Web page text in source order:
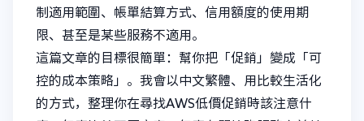
制適用範圍、帳單結算方式、信用額度的使用期
限、甚至是某些服務不適用。
這篇文章的目標很簡單：幫你把「促銷」變成「可
控的成本策略」。我會以中文繁體、用比較生活化
的方式，整理你在尋找AWS低價促銷時該注意什